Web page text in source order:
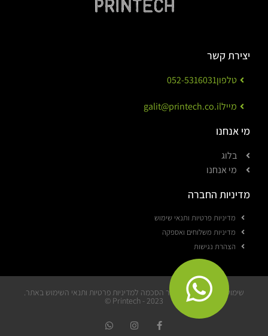
יצירת קשר
טלפון052-5316031
מיילgalit@printech.co.il
מי אנחנו
בלוג
מי אנחנו
מדיניות החברה
מדיניות פרטיות ותנאי שימוש
מדיניות משלוחים ואספקה
הצהרת נגישות
שימוש באתר מהווה אישור הסכמה למדיניות פרטיות ותנאי השימוש באתר.
Printech - 2023 ©